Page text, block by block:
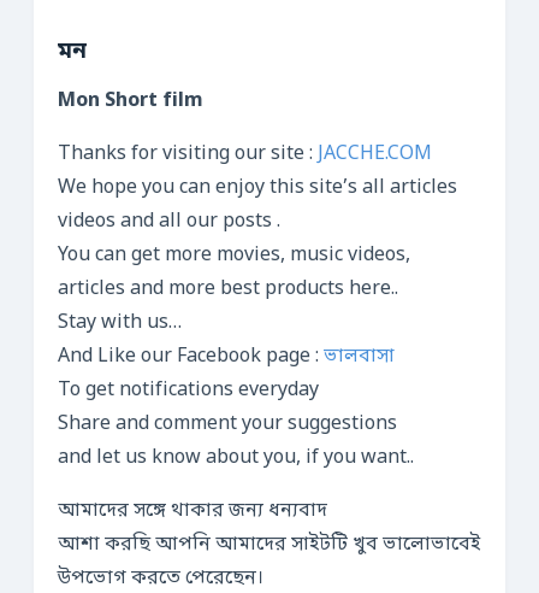
মন
Mon Short film
Thanks for visiting our site : JACCHE.COM
We hope you can enjoy this site’s all articles
videos and all our posts .
You can get more movies, music videos,
articles and more best products here..
Stay with us…
And Like our Facebook page : ভালবাসা
To get notifications everyday
Share and comment your suggestions
and let us know about you, if you want..
আমাদের সঙ্গে থাকার জন্য ধন্যবাদ
আশা করছি আপনি আমাদের সাইটটি খুব ভালোভাবেই
উপভোগ করতে পেরেছেন।